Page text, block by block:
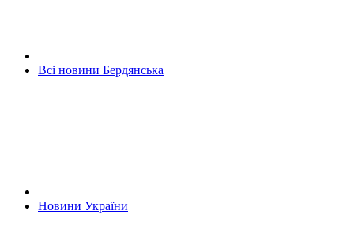
Всі новини Бердянська
Новини України